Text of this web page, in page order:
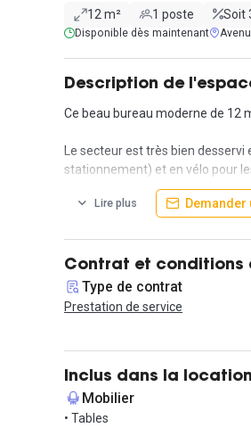
12 m² 1 poste Soit
Disponible dès maintenant
Description de
Ce beau bureau moderne de 12
Le secteur est très bien
stationnement) et en vélo pour
Notre objectif: vous permettre
La formule est tout compris,
d'attente, café, thé, places de
Lire plus Demander
Contrat et conditions
Type de contrat
Prestation de service
Inclus dans la location
Mobilier
• Tables